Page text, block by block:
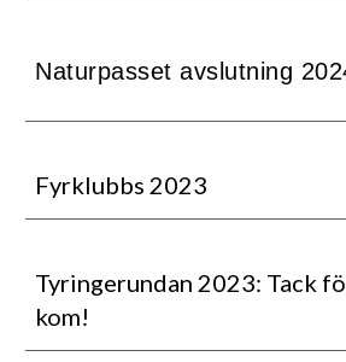
Naturpasset avslutning
Fyrklubbs 2023
Tyringerundan 2023: Tack
kom!